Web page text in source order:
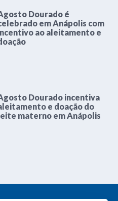
Dourado é
em Anápolis com
ao aleitamento e
Dourado incentiva
e doação do
materno em Anápolis